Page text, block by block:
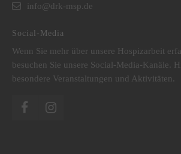
info@drk-msp.de
Social-Media
Wenn Sie mehr über unsere Hospizarbeit
besuchen Sie unsere Social-Media-Kanäle.
besondere Veranstaltungen und Aktivitäten.